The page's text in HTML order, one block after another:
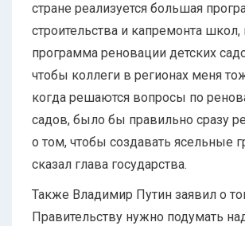
стране реализуется большая
строительства и капремонта школ,
программа реновации детских
чтобы коллеги в регионах меня
когда решаются вопросы по
садов, было бы правильно сразу
о том, чтобы создавать ясельные
сказал глава государства.
Также Владимир Путин заявил о
Правительству нужно подумать